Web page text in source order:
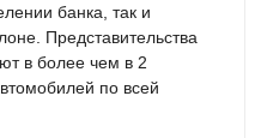
банка, так и
Представительства
в более чем в 2
по всей